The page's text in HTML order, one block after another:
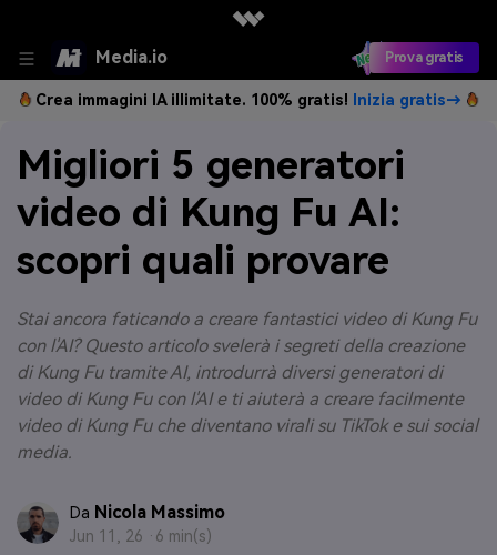
Media.io Prova gratis
Crea immagini IA illimitate. 100% gratis! Inizia gratis→
Migliori 5 generatori
video di Kung Fu AI:
scopri quali provare
Stai ancora faticando a creare fantastici video di Kung Fu
con l'AI? Questo articolo svelerà i segreti della creazione
di Kung Fu tramite AI, introdurrà diversi generatori di
video di Kung Fu con l'AI e ti aiuterà a creare facilmente
video di Kung Fu che diventano virali su TikTok e sui social
media.
Da Nicola Massimo
Jun 11, 26 · 6 min(s)